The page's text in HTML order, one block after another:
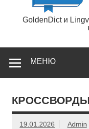
GoldenDict и
МЕНЮ
КРОССВОРДЫ
19.01.2026 Admin